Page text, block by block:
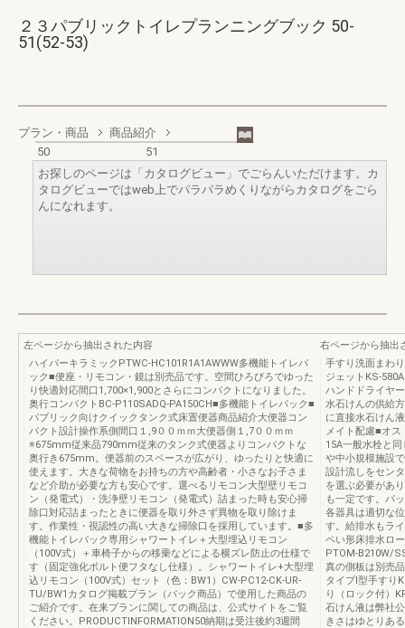
２３パブリックトイレプランニングブック 50-
51(52-53)
プラン・商品
商品紹介
50
51
お探しのページは「カタログビュー」でごらんいただけます。カ
タログビューではweb上でパラパラめくりながらカタログをごら
んになれます。
左ページから抽出された内容
ハイパーキラミックPTWC-HC101R1A1AWWW多機能トイレパ
ック■便座・リモコン・鏡は別売品です。空間ひろびろでゆった
り快適対応間口1,700×1,900とさらにコンパクトになりました。
奥行コンパクトBC-P110SADQ-PA150CH■多機能トイレパック■
パブリック向けクイックタンク式床置便器商品紹介大便器コン
パクト設計操作系側間口１,9００ｍｍ大便器側１,7００ｍｍ
※675mm従来品790mm従来のタンク式便器よりコンパクトな
奥行き675mm。便器前のスペースが広がり、ゆったりと快適に
使えます。大きな荷物をお持ちの方や高齢者・小さなお子さま
など介助が必要な方も安心です。選べるリモコン大型壁リモコ
ン（発電式）・洗浄壁リモコン（発電式）詰まった時も安心掃
除口対応詰まったときに便器を取り外さず異物を取り除けま
す。作業性・視認性の高い大きな掃除口を採用しています。■多
機能トイレパック専用シャワートイレ＋大型埋込リモコン
（100V式）＋車椅子からの移乗などによる横ズレ防止の仕様で
す（固定強化ボルト便フタなし仕様）。シャワートイレ+大型埋
込リモコン（100V式）セット（色：BW1）CW-PC12-CK-UR-
TU/BW1カタログ掲載プラン（パック商品）で使用した商品の
ご紹介です。在来プランに関しての商品は、公式サイトをご覧
ください。PRODUCTINFORMATION50納期は受注後約3週間
右ページから抽出
手すり洗面まわ
ジェットKS-
ハンドドライヤ
水石けんの供給
に直接水石けん
メイト配慮■オ
15A一般水栓と
や中小規模施設
設計流しをセン
を選ぶ必要があ
も一定です。パ
各器具は適切な
す。給排水もラ
ペい形床排水ロ
PTOM-B210W/
真の側板は別売
タイプI型手すり
り（ロック付）
石けん液は弊社
きさはゆとりあ